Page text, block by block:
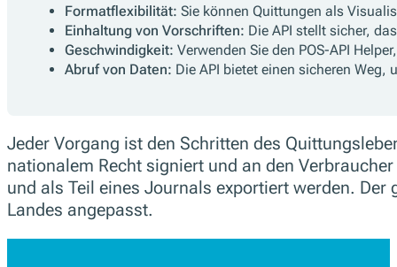
Formatflexibilität: Sie können Quittungen als
Einhaltung von Vorschriften: Die API stellt sicher,
Geschwindigkeit: Verwenden Sie den POS-API
Abruf von Daten: Die API bietet einen sicheren
Jeder Vorgang ist den Schritten des
nationalem Recht signiert und an den
und als Teil eines Journals exportiert werden.
Landes angepasst.